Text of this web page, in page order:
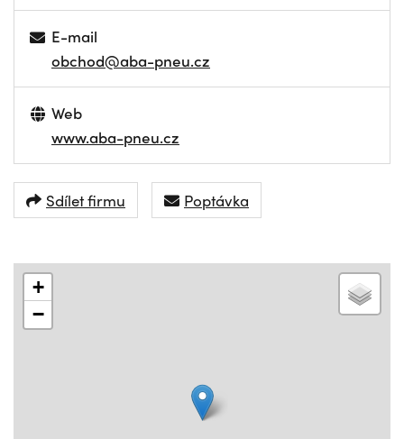
E-mail
obchod@aba-pneu.cz
Web
www.aba-pneu.cz
Sdílet firmu Poptávka
+
−